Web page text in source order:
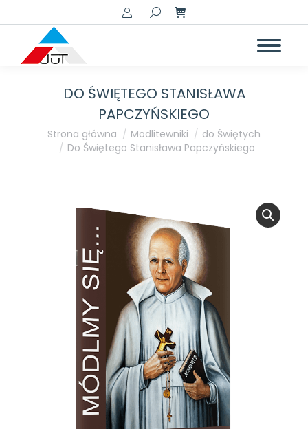
Szukaj:
DO ŚWIĘTEGO STANISŁAWA
PAPCZYŃSKIEGO
Jesteś tutaj:
Strona główna Modlitewniki
do Świętych
Do Świętego Stanisława Papczyńskiego